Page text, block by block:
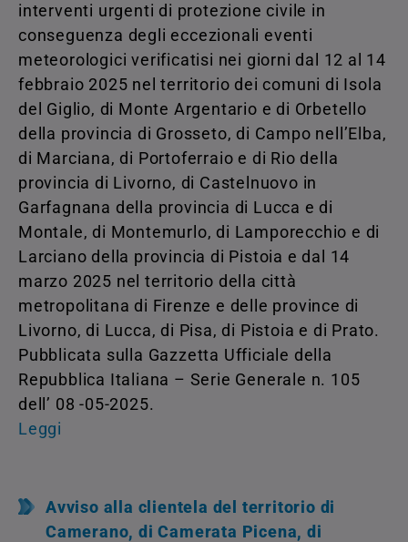
interventi urgenti di protezione civile in
conseguenza degli eccezionali eventi
meteorologici verificatisi nei giorni dal 12 al 14
febbraio 2025 nel territorio dei comuni di Isola
del Giglio, di Monte Argentario e di Orbetello
della provincia di Grosseto, di Campo nell’Elba,
di Marciana, di Portoferraio e di Rio della
provincia di Livorno, di Castelnuovo in
Garfagnana della provincia di Lucca e di
Montale, di Montemurlo, di Lamporecchio e di
Larciano della provincia di Pistoia e dal 14
marzo 2025 nel territorio della città
metropolitana di Firenze e delle province di
Livorno, di Lucca, di Pisa, di Pistoia e di Prato.
Pubblicata sulla Gazzetta Ufficiale della
Repubblica Italiana – Serie Generale n. 105
dell’ 08 -05-2025.
Leggi
Avviso alla clientela del territorio di
Camerano, di Camerata Picena, di